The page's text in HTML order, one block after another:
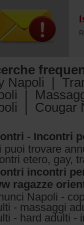
Napoli
Cougar
- Incontri
puoi trovare
etero, gay,
incontri
ragazze
Napoli -
- massaggi
- hard adulti -